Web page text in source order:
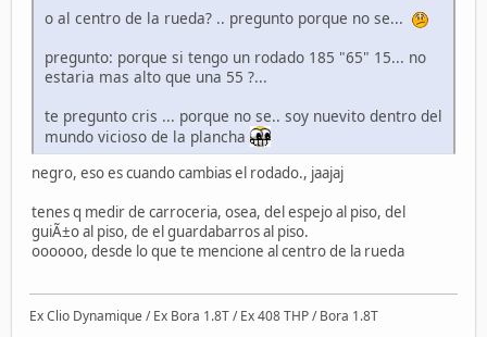
o al centro de la rueda? .. pregunto porque no se...
pregunto: porque si tengo un rodado 185 "65" 15... no
estaria mas alto que una 55 ?...
te pregunto cris ... porque no se.. soy nuevito dentro del
mundo vicioso de la plancha
negro, eso es cuando cambias el rodado., jaajaj
tenes q medir de carroceria, osea, del espejo al piso, del
guiÃ±o al piso, de el guardabarros al piso.
oooooo, desde lo que te mencione al centro de la rueda
Ex Clio Dynamique / Ex Bora 1.8T / Ex 408 THP / Bora 1.8T